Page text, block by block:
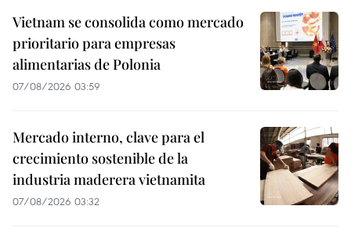
Vietnam se consolida como mercado
prioritario para empresas
alimentarias de Polonia
07/08/2026 03:59
Mercado interno, clave para el
crecimiento sostenible de la
industria maderera vietnamita
07/08/2026 03:32